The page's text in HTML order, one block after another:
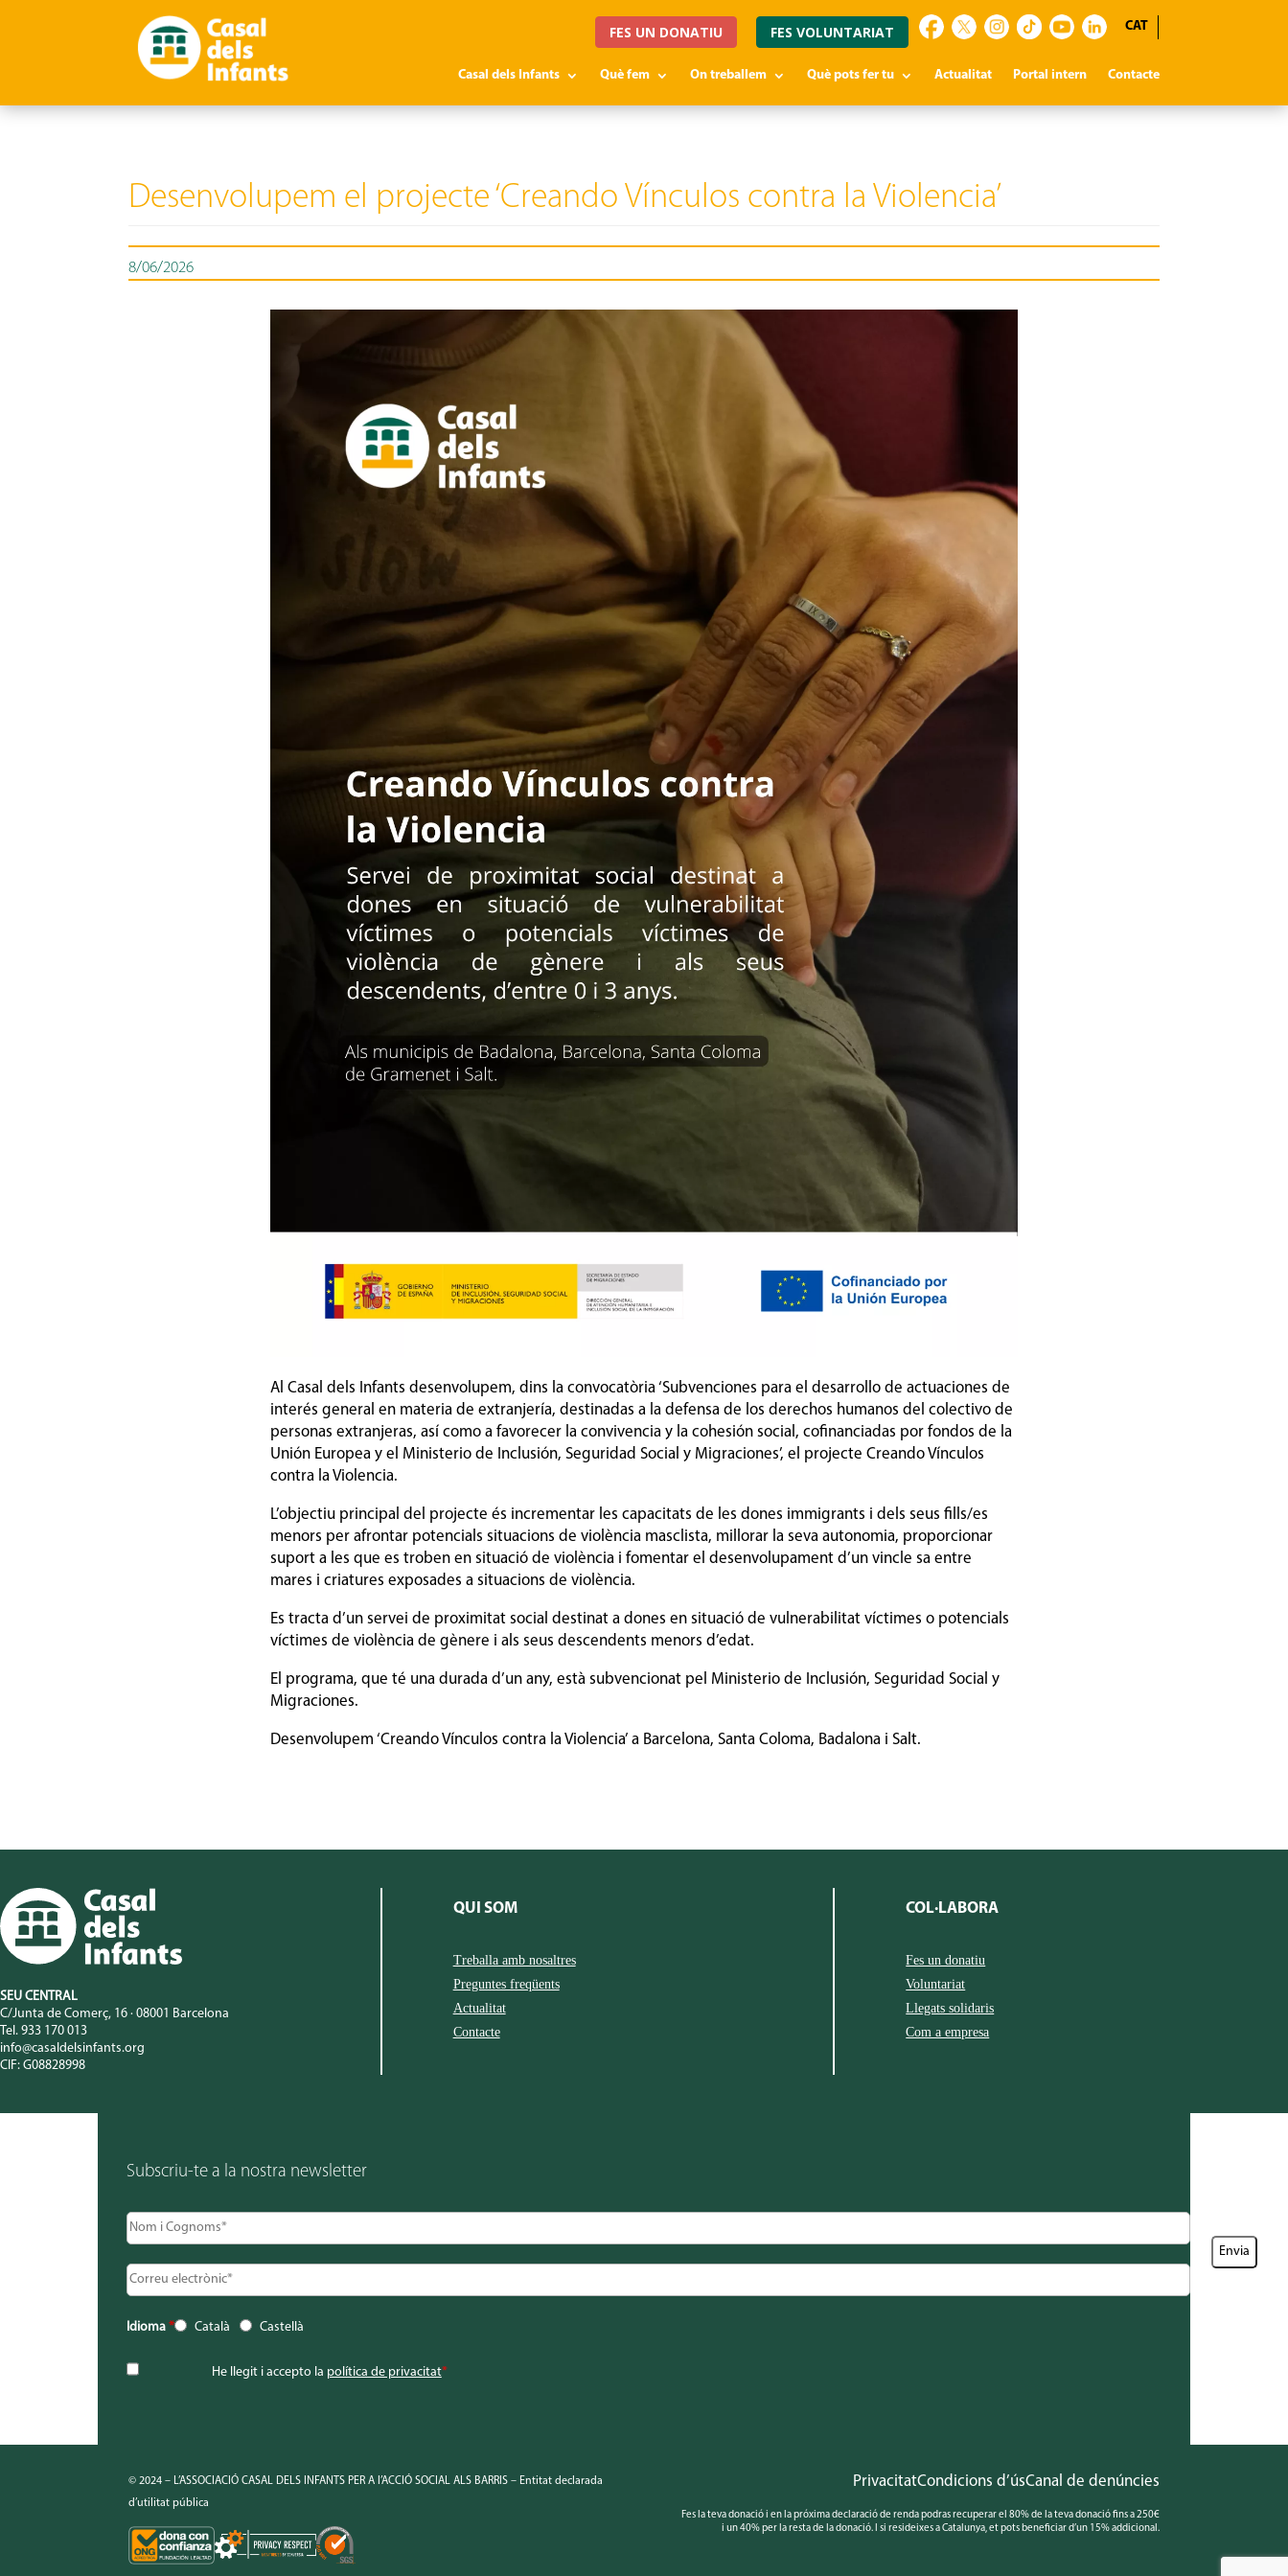
FES UN DONATIU FES VOLUNTARIAT CAT
Casal dels Infants Què fem On treballem Què pots fer tu Actualitat Portal intern Contacte
Desenvolupem el projecte ‘Creando Vínculos contra la Violencia’
8/06/2026
Al Casal dels Infants desenvolupem, dins la convocatòria ‘Subvenciones para el desarrollo de actuaciones de
interés general en materia de extranjería, destinadas a la defensa de los derechos humanos del colectivo de
personas extranjeras, así como a favorecer la convivencia y la cohesión social, cofinanciadas por fondos de la
Unión Europea y el Ministerio de Inclusión, Seguridad Social y Migraciones’, el projecte Creando Vínculos
contra la Violencia.
L’objectiu principal del projecte és incrementar les capacitats de les dones immigrants i dels seus fills/es
menors per afrontar potencials situacions de violència masclista, millorar la seva autonomia, proporcionar
suport a les que es troben en situació de violència i fomentar el desenvolupament d’un vincle sa entre
mares i criatures exposades a situacions de violència.
Es tracta d’un servei de proximitat social destinat a dones en situació de vulnerabilitat víctimes o potencials
víctimes de violència de gènere i als seus descendents menors d’edat.
El programa, que té una durada d’un any, està subvencionat pel Ministerio de Inclusión, Seguridad Social y
Migraciones.
Desenvolupem ‘Creando Vínculos contra la Violencia’ a Barcelona, Santa Coloma, Badalona i Salt.
SEU CENTRAL
C/Junta de Comerç, 16 · 08001 Barcelona
Tel. 933 170 013
info@casaldelsinfants.org
CIF: G08828998
QUI SOM
Treballa amb nosaltres
Preguntes freqüents
Actualitat
Contacte
COL·LABORA
Fes un donatiu
Voluntariat
Llegats solidaris
Com a empresa
Subscriu-te a la nostra newsletter
Idioma * Català Castellà
He llegit i accepto la política de privacitat*
© 2024 – L’ASSOCIACIÓ CASAL DELS INFANTS PER A l’ACCIÓ SOCIAL ALS BARRIS – Entitat declarada
d’utilitat pública
PrivacitatCondicions d’úsCanal de denúncies
Fes la teva donació i en la próxima declaració de renda podras recuperar el 80% de la teva donació fins a 250€
i un 40% per la resta de la donació. I si resideixes a Catalunya, et pots beneficiar d’un 15% addicional.